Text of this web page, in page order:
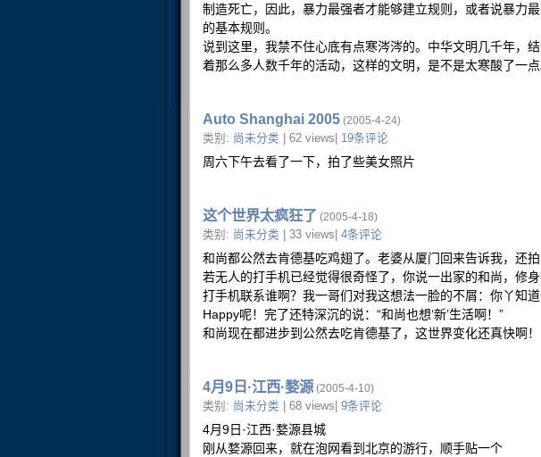
制造死亡，因此，暴力最强者才能够建立规则，或者说暴力
的基本规则。
说到这里，我禁不住心底有点寒涔涔的。中华文明几千年，
着那么多人数千年的活动，这样的文明，是不是太寒酸了一
Auto Shanghai 2005 (2005-4-24)
类别: 尚未分类 | 62 views| 19条评论
周六下午去看了一下，拍了些美女照片
这个世界太疯狂了 (2005-4-18)
类别: 尚未分类 | 33 views| 4条评论
和尚都公然去肯德基吃鸡翅了。老婆从厦门回来告诉我，还
若无人的打手机已经觉得很奇怪了，你说一出家的和尚，修
打手机联系谁啊？我一哥们对我这想法一脸的不屑：你丫知
Happy呢！完了还特深沉的说：“和尚也想‘新’生活啊！”
和尚现在都进步到公然去吃肯德基了，这世界变化还真快啊！
4月9日·江西·婺源(2005-4-10)
类别: 尚未分类 | 68 views| 9条评论
4月9日·江西·婺源县城
刚从婺源回来，就在泡网看到北京的游行，顺手贴一个